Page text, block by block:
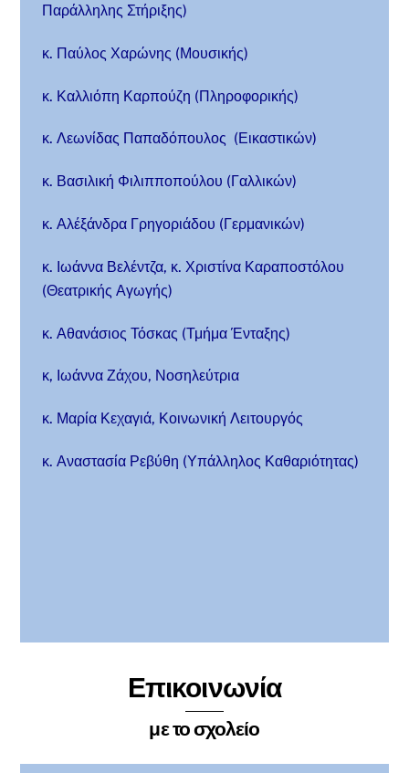
Παράλληλης Στήριξης)
κ. Παύλος Χαρώνης (Μουσικής)
κ. Καλλιόπη Καρπούζη (Πληροφορικής)
κ. Λεωνίδας Παπαδόπουλος (Εικαστικών)
κ. Βασιλική Φιλιπποπούλου (Γαλλικών)
κ. Αλέξάνδρα Γρηγοριάδου (Γερμανικών)
κ. Ιωάννα Βελέντζα, κ. Χριστίνα Καραποστόλου
(Θεατρικής Αγωγής)
κ. Αθανάσιος Τόσκας (Τμήμα Ένταξης)
κ, Ιωάννα Ζάχου, Νοσηλεύτρια
κ. Μαρία Κεχαγιά, Κοινωνική Λειτουργός
κ. Αναστασία Ρεβύθη (Υπάλληλος Καθαριότητας)
Επικοινωνία
με το σχολείο